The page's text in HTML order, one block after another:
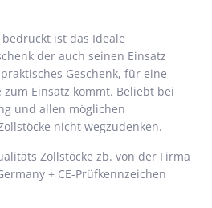
ist das Ideale
der auch seinen Einsatz
Geschenk, für eine
Einsatz kommt. Beliebt bei
und allen möglichen
nicht wegzudenken.
Zollstöcke zb. von der Firma
+ CE-Prüfkennzeichen